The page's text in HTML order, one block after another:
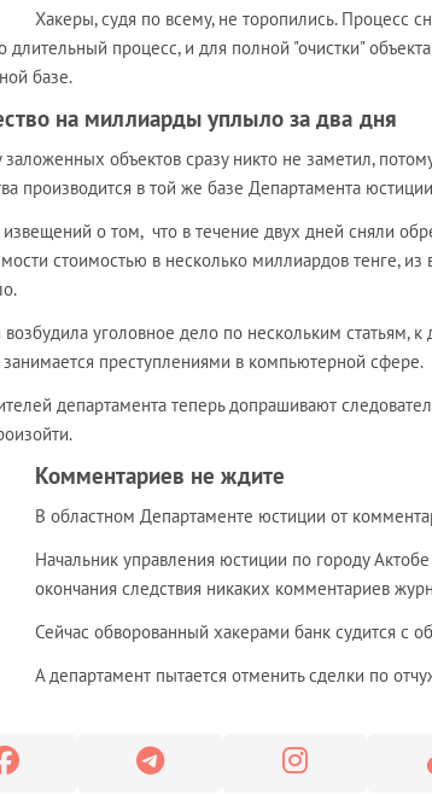
Хакеры, судя по всему, не торопились. Процесс
длительный процесс, и для полной "очистки"
базе.
на миллиарды уплыло за два дня
объектов сразу никто не заметил,
производится в той же базе Департамента
о том, что в течение двух дней сняли
стоимостью в несколько миллиардов тенге,
уголовное дело по нескольким статьям,
преступлениями в компьютерной сфере.
департамента теперь допрашивают
Комментариев не ждите
В областном Департаменте юстиции от
Начальник управления юстиции по городу
окончания следствия никаких комментариев
Сейчас обворованный хакерами банк судится с
А департамент пытается отменить сделки по